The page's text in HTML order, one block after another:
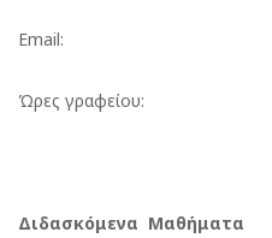
Email:
Ώρες γραφείου:
Διδασκόμενα Μαθήματα